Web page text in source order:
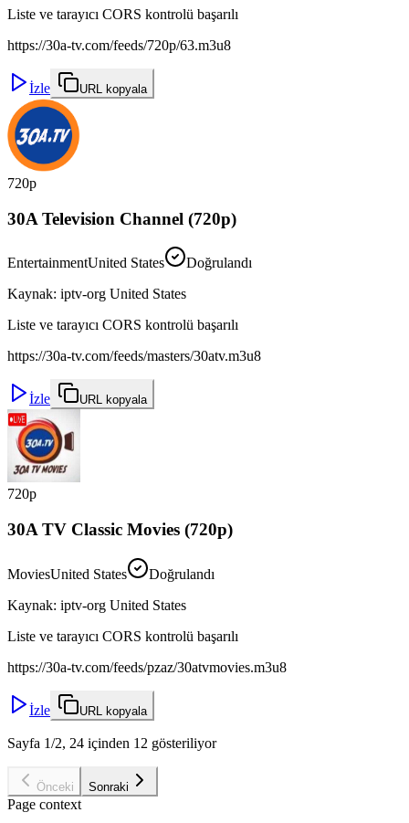
Liste ve tarayıcı CORS kontrolü başarılı
https://30a-tv.com/feeds/720p/63.m3u8
İzle URL kopyala
720p
30A Television Channel (720p)
EntertainmentUnited States
Doğrulandı
Kaynak: iptv-org United States
Liste ve tarayıcı CORS kontrolü başarılı
https://30a-tv.com/feeds/masters/30atv.m3u8
İzle URL kopyala
720p
30A TV Classic Movies (720p)
MoviesUnited States
Doğrulandı
Kaynak: iptv-org United States
Liste ve tarayıcı CORS kontrolü başarılı
https://30a-tv.com/feeds/pzaz/30atvmovies.m3u8
İzle URL kopyala
Sayfa 1/2, 24 içinden 12 gösteriliyor
Önceki Sonraki
Page context